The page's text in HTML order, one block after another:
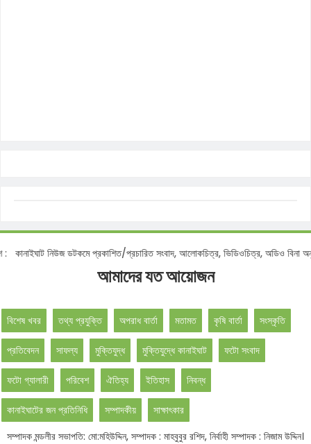
নিউজ ডটকমে প্রকাশিত/প্রচারিত সংবাদ, আলোকচিত্র, ভিডিওচিত্র, অডিও বিনা
আমাদের যত আয়োজন
বিশেষ খবর তথ্য প্রযুক্তি অপরাধ বার্তা মতামত কৃষি বার্তা সংস্কৃতি
প্রতিবেদন সাফল্য মুক্তিযুদ্ধ মুক্তিযুদ্ধে কানাইঘাট ফটো সংবাদ
ফটো গ্যালারী পরিবেশ ঐতিহ্য ইতিহাস নিবন্ধ
কানাইঘাটের জন প্রতিনিধি সম্পাদকীয়
সাক্ষাৎকার
সম্পাদক মন্ডলীর সভাপতি: মো:মহিউদ্দিন, সম্পাদক : মাহবুবুর রশিদ, নির্বাহী সম্পাদক : নিজাম উদ্দিন।